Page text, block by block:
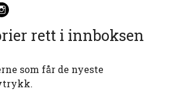
rett i innboksen
som får de nyeste